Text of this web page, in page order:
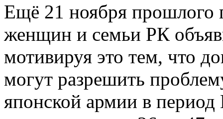
Ещё 21 ноября прошлого
женщин и семьи РК
мотивируя это тем, что
могут разрешить
японской армии в